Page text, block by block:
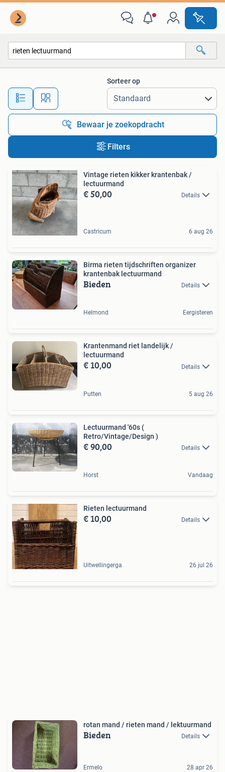
Alle afstanden…
Sorteer op
Bewaar je zoekopdracht
Filters
Vintage rieten kikker krantenbak /
lectuurmand
€ 50,00 Details
Castricum 6 aug 26
Birma rieten tijdschriften organizer
krantenbak lectuurmand
Bieden Details
Helmond Eergisteren
Krantenmand riet landelijk /
lectuurmand
€ 10,00 Details
Putten 5 aug 26
Lectuurmand '60s (
Retro/Vintage/Design )
€ 90,00 Details
Horst Vandaag
Rieten lectuurmand
€ 10,00 Details
Uitwellingerga 26 jul 26
rotan mand / rieten mand / lektuurmand
Bieden Details
Ermelo 28 apr 26